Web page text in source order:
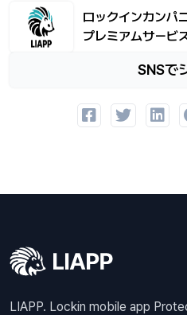
ロックインカンパ
プレミアムサービ
SNSで
LIAPP. Lockin mobile app